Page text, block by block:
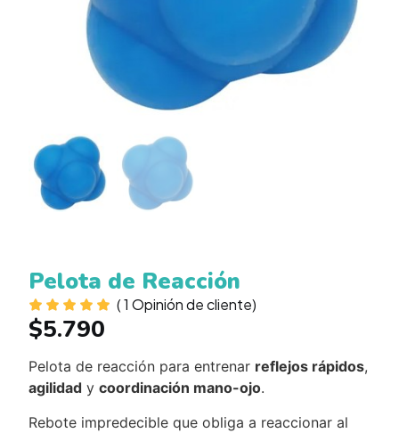
Pelota de Reacción
(1 Opinión de cliente)
$5.790
Pelota de reacción para entrenar reflejos rápidos,
agilidad ycoordinación mano-ojo.
Rebote impredecible que obliga a reaccionar al